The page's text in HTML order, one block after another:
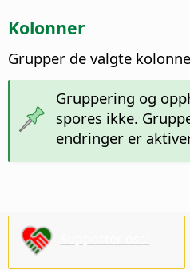
Kolonner
Grupper de valgte
Gruppering og
spores ikke.
endringer er